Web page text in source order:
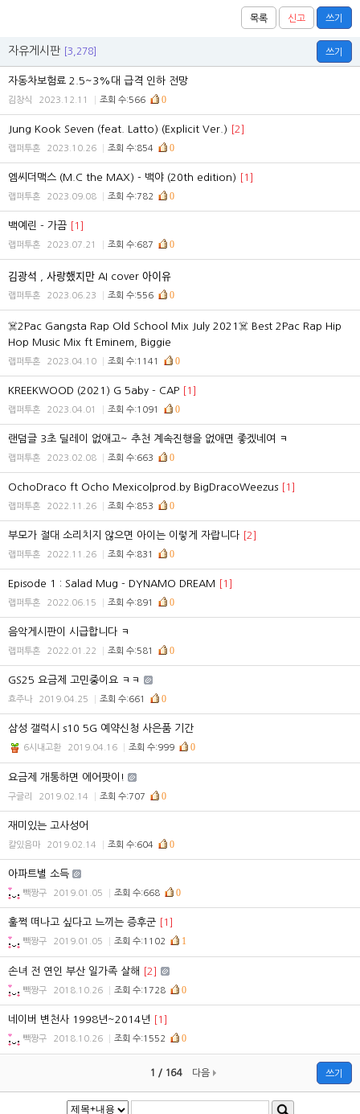
목록 신고 쓰기
자유게시판 [3,278] 쓰기
자동차보험료 2.5~3%대 급격 인하 전망
김창식 2023.12.11 조회 수:566 0
Jung Kook Seven (feat. Latto) (Explicit Ver.) [2]
랩퍼투혼 2023.10.26 조회 수:854 0
엠씨더맥스 (M.C the MAX) - 백야 (20th edition) [1]
랩퍼투혼 2023.09.08 조회 수:782 0
백예린 - 가끔 [1]
랩퍼투혼 2023.07.21 조회 수:687 0
김광석 , 사랑했지만 AI cover 아이유
랩퍼투혼 2023.06.23 조회 수:556 0
☠️2Pac Gangsta Rap Old School Mix July 2021☠️ Best 2Pac Rap Hip
Hop Music Mix ft Eminem, Biggie
랩퍼투혼 2023.04.10 조회 수:1141 0
KREEKWOOD (2021) G 5aby - CAP [1]
랩퍼투혼 2023.04.01 조회 수:1091 0
랜덤글 3초 딜레이 없애고~ 추천 계속진행을 없애면 좋겠네여 ㅋ
랩퍼투혼 2023.02.08 조회 수:663 0
OchoDraco ft Ocho Mexico|prod.by BigDracoWeezus [1]
랩퍼투혼 2022.11.26 조회 수:853 0
부모가 절대 소리치지 않으면 아이는 이렇게 자랍니다 [2]
랩퍼투혼 2022.11.26 조회 수:831 0
Episode 1 : Salad Mug - DYNAMO DREAM [1]
랩퍼투혼 2022.06.15 조회 수:891 0
음악게시판이 시급합니다 ㅋ
랩퍼투혼 2022.01.22 조회 수:581 0
GS25 요금제 고민중이요 ㅋㅋ
효주나 2019.04.25 조회 수:661 0
삼성 갤럭시 s10 5G 예약신청 사은품 기간
6시내고환 2019.04.16 조회 수:999 0
요금제 개통하면 에어팟이!
구글리 2019.02.14 조회 수:707 0
재미있는 고사성어
칼있음마 2019.02.14 조회 수:604 0
아파트별 소득
빽짱구 2019.01.05 조회 수:668 0
훌쩍 떠나고 싶다고 느끼는 증후군 [1]
빽짱구 2019.01.05 조회 수:1102 1
손녀 전 연인 부산 일가족 살해 [2]
빽짱구 2018.10.26 조회 수:1728 0
네이버 변천사 1998년~2014년 [1]
빽짱구 2018.10.26 조회 수:1552 0
1 / 164 다음 쓰기